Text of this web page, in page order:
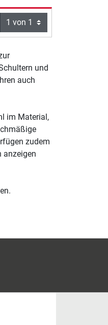
Seite
und
auch
im Material,
zudem
anzeigen